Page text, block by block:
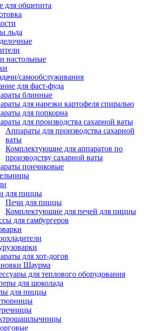
для общепита
льда
настольные
самообслуживания
для фаст-фуда
блинные
для нарезки картофеля спиралью
для попкорна
для производства сахарной ваты
Аппараты для производства сахарной
ваты
Комплектующие для аппаратов по
производству сахарной ваты
пончиковые
для пиццы
Печи для пиццы
Комплектующие для печей для пиццы
для гамбургеров
для хот-догов
Шаурма
для теплового оборудования
для шоколада
для пиццы